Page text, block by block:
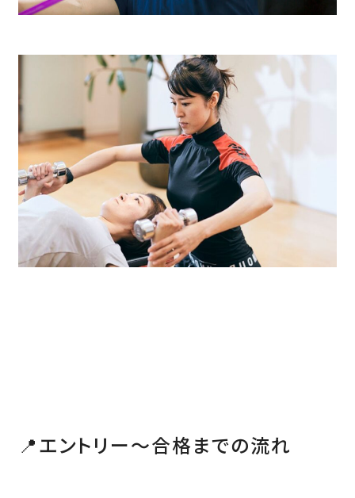
📍エントリー〜合格までの流れ